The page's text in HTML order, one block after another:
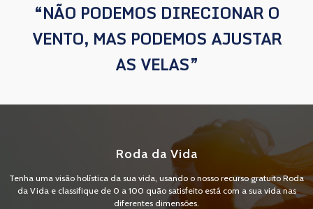
“NÃO PODEMOS DIRECIONAR O
VENTO, MAS PODEMOS AJUSTAR
AS VELAS”
Roda da Vida
Tenha uma visão holística da sua vida, usando o nosso recurso gratuito Roda
da Vida e classifique de 0 a 100 quão satisfeito está com a sua vida nas
diferentes dimensões.